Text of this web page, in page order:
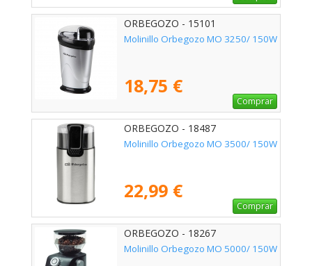
ORBEGOZO - 15101
Molinillo Orbegozo MO 3250/ 150W
18,75 €
Comprar
ORBEGOZO - 18487
Molinillo Orbegozo MO 3500/ 150W
22,99 €
Comprar
ORBEGOZO - 18267
Molinillo Orbegozo MO 5000/ 150W